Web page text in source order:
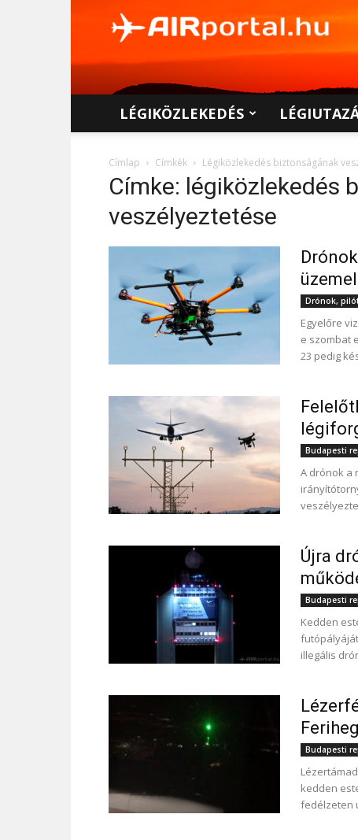
LÉGIKÖZLEKEDÉS
Címlap Címkék Légiközlekedés biztonságának
Címke: légiközlekedés
veszélyeztetése
Drónok,
Egyelőre
e szombat
23 pedig
Budapesti
A drónok a
Újra
Budapesti
Kedden
illegális
Budapesti
kedden
fedélzeten